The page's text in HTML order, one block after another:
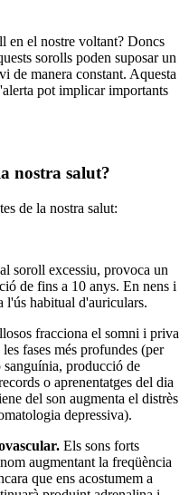
en el nostre voltant? Doncs
sorolls poden suposar un
de manera constant. Aquesta
pot implicar importants
nostra salut?
de la nostra salut:
soroll excessiu, provoca un
de fins a 10 anys. En nens i
l'ús habitual d'auriculars.
fracciona el somni i priva
fases més profundes (per
sanguínia, producció de
o aprenentatges del dia
del son augmenta el distrès
depressiva).
Els sons forts
augmentant la freqüència
que ens acostumem a